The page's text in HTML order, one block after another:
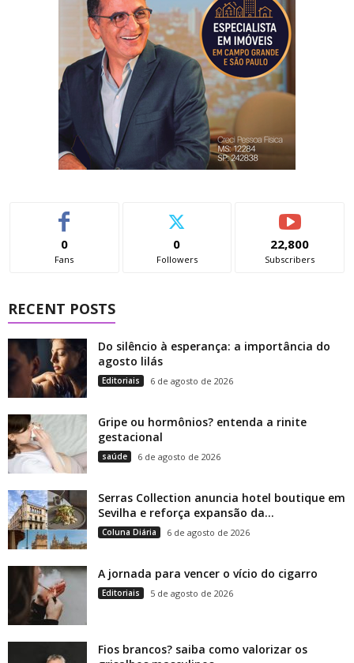
0
Fans
0
Followers
22,800
Subscribers
RECENT POSTS
Do silêncio à esperança: a importância do
agosto lilás
Editoriais 6 de agosto de 2026
Gripe ou hormônios? entenda a rinite
gestacional
saúde 6 de agosto de 2026
Serras Collection anuncia hotel boutique em
Sevilha e reforça expansão da...
Coluna Diária 6 de agosto de 2026
A jornada para vencer o vício do cigarro
Editoriais 5 de agosto de 2026
Fios brancos? saiba como valorizar os